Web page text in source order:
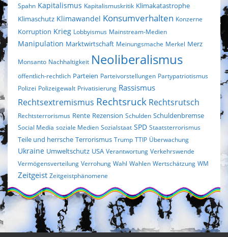
Spahn Kapitalismus Kapitalismuskritik Klimakatastrophe
Klimaschutz Klimawandel Konsumverhalten Konzerne
Korruption Krieg Lobbyismus Mainstream-Medien
Manipulation Marktwirtschaft Meinungsmache Merkel Merz
Monsanto Nachhaltigkeit Neoliberalismus
öffentlich-rechtlich Parteien Parteivorstellungen Partypatriotismus
Polizei Polizeigewalt Privatisierung Rassismus
Rechtsextremismus Rechtsruck Rechtsrutsch
Rechtsterrorismus Rente Rezension Schulden Schuldenbremse
Social Media soziale Medien Sozialstaat SPD Staatsterrorismus
Teile und herrsche Terrorismus Trump TTIP Überwachung
Ukraine Umweltschutz USA Verantwortung Verkehrswende
Vermögensverteilung Verrohung Wahl Wahlen Wertschätzung WM
Zeitgeist Zeitgeistphänomene